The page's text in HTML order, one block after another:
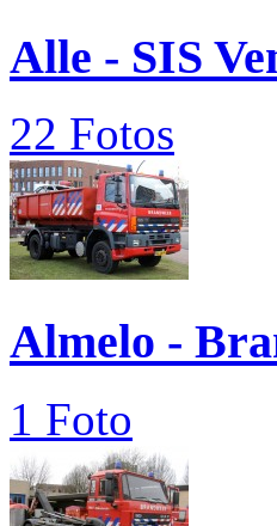
Alle - SIS
22 Fotos
Almelo -
1 Foto